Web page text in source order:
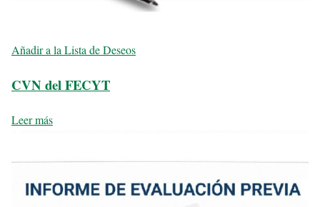
Añadir a la Lista de Deseos
CVN del FECYT
Leer más